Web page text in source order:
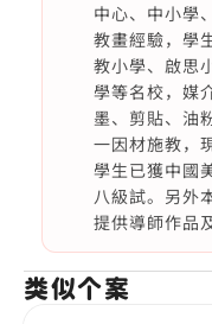
中心、中小學
教畫經驗，學
教小學、啟思
學等名校，媒
墨、剪貼、油
一因材施教，
學生已獲中國
八級試。另外
提供導師作品
类似个案